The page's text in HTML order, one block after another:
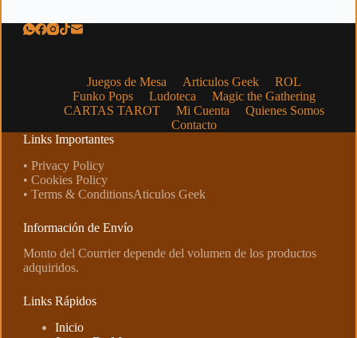
Juegos de Mesa Articulos Geek
ROL
Funko Pops
Ludoteca
Magic the Gathering
CARTAS TAROT
Mi Cuenta
Quienes Somos
Contacto
Links Importantes
• Privacy Policy
• Cookies Policy
• Terms & ConditionsAticulos Geek
Información de Envío
Monto del Courrier depende del volumen de los productos
adquiridos.
Links Rápidos
Inicio